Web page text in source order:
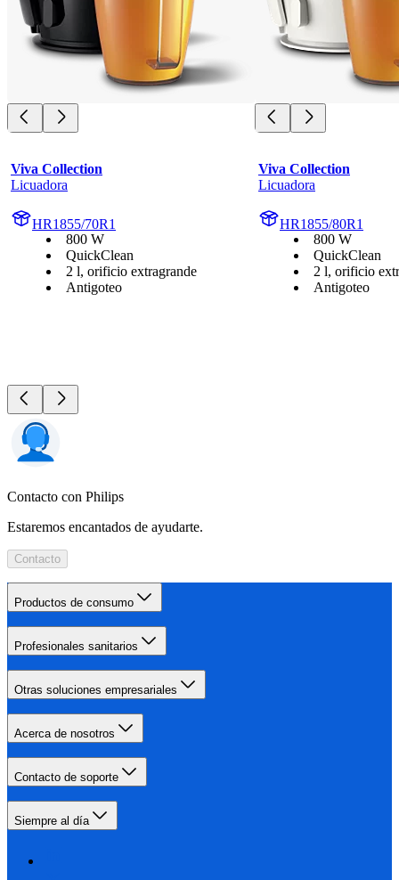
Viva Collection
Licuadora
HR1855/70R1
800 W
QuickClean
2 l, orificio extragrande
Antigoteo
Viva Collection
Licuadora
HR1855/80R1
800 W
QuickClean
2 l, orificio
Antigoteo
Contacto con Philips
Estaremos encantados de ayudarte.
Contacto
Productos de consumo
Profesionales sanitarios
Otras soluciones empresariales
Acerca de nosotros
Contacto de soporte
Siempre al día